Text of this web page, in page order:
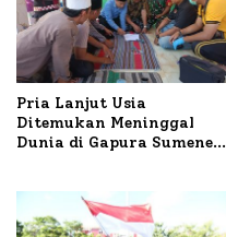
Pria Lanjut Usia
Ditemukan Meninggal
Dunia di Gapura Sumenep,